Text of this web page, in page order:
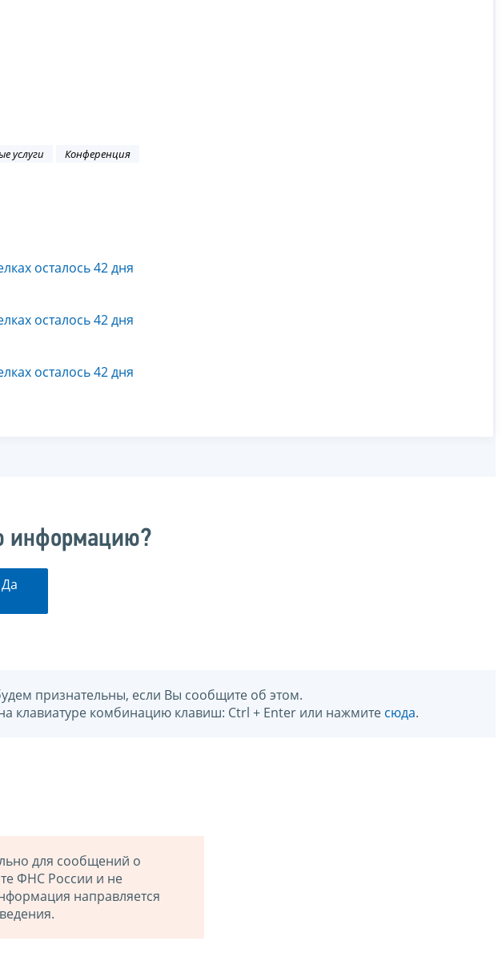
услуги Конференция
осталось 42 дня
осталось 42 дня
осталось 42 дня
информацию?
Да
признательны, если Вы сообщите об этом.
клавиатуре комбинацию клавиш: Ctrl + Enter или нажмите сюда.
для сообщений о
ФНС России и не
направляется